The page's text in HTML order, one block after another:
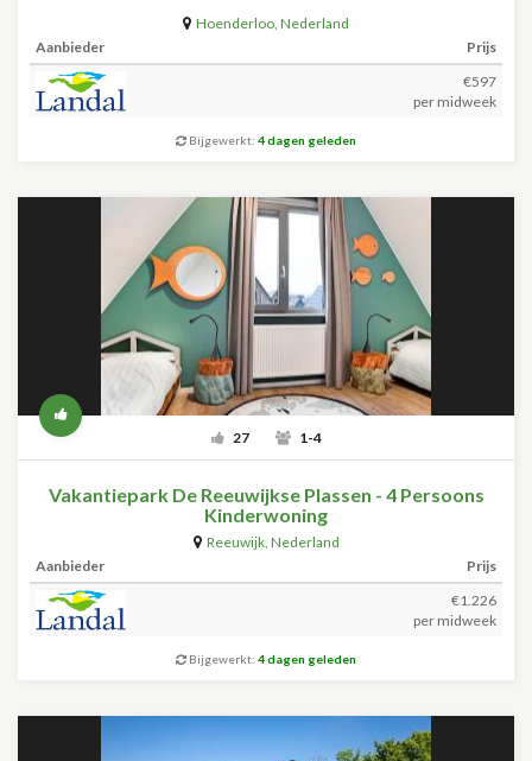
Hoenderloo, Nederland
Aanbieder
Prijs
€597
per midweek
Bijgewerkt: 4 dagen geleden
27 1-4
Vakantiepark De Reeuwijkse Plassen - 4 Persoons
Kinderwoning
Reeuwijk, Nederland
Aanbieder
Prijs
€1.226
per midweek
Bijgewerkt: 4 dagen geleden